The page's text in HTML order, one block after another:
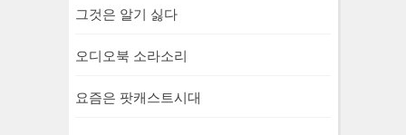
그것은 알기 싫다
오디오북 소라소리
요즘은 팟캐스트시대